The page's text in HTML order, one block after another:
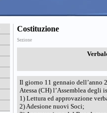
Costituzione
Sezione
Il giorno 11 gennaio dell’anno
Atessa (CH) l’Assemblea degli
1) Lettura ed approvazione
2) Adesione nuovi Soci;